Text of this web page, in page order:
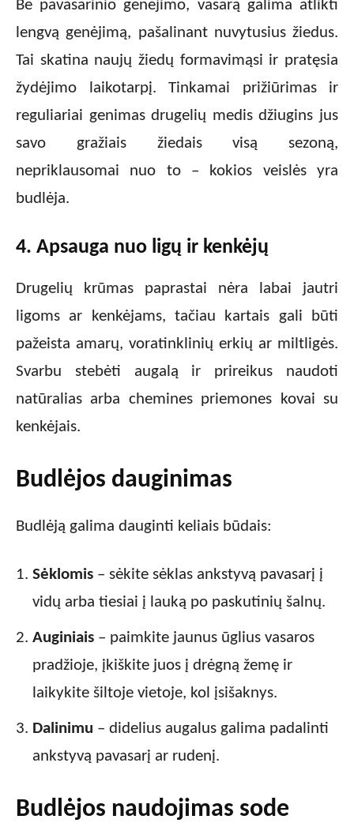
Be pavasarinio genėjimo, vasarą galima atlikti
lengvą genėjimą, pašalinant nuvytusius žiedus.
Tai skatina naujų žiedų formavimąsi ir pratęsia
žydėjimo laikotarpį. Tinkamai prižiūrimas ir
reguliariai genimas drugelių medis džiugins jus
savo gražiais žiedais visą sezoną,
nepriklausomai nuo to – kokios veislės yra
budlėja.
4. Apsauga nuo ligų ir kenkėjų
Drugelių krūmas paprastai nėra labai jautri
ligoms ar kenkėjams, tačiau kartais gali būti
pažeista amarų, voratinklinių erkių ar miltligės.
Svarbu stebėti augalą ir prireikus naudoti
natūralias arba chemines priemones kovai su
kenkėjais.
Budlėjos dauginimas
Budlėją galima dauginti keliais būdais:
Sėklomis – sėkite sėklas ankstyvą pavasarį į
vidų arba tiesiai į lauką po paskutinių šalnų.
Auginiais – paimkite jaunus ūglius vasaros
pradžioje, įkiškite juos į drėgną žemę ir
laikykite šiltoje vietoje, kol įsišaknys.
Dalinimu – didelius augalus galima padalinti
ankstyvą pavasarį ar rudenį.
Budlėjos naudojimas sode